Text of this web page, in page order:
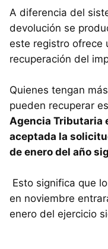
A diferencia del
devolución se
este registro ofrece
recuperación del
Quienes tengan
pueden recuperar
Agencia Tributaria
aceptada la
de enero del año
Esto significa que
en noviembre
enero del ejercicio